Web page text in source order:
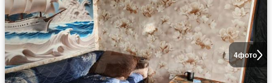
4фото